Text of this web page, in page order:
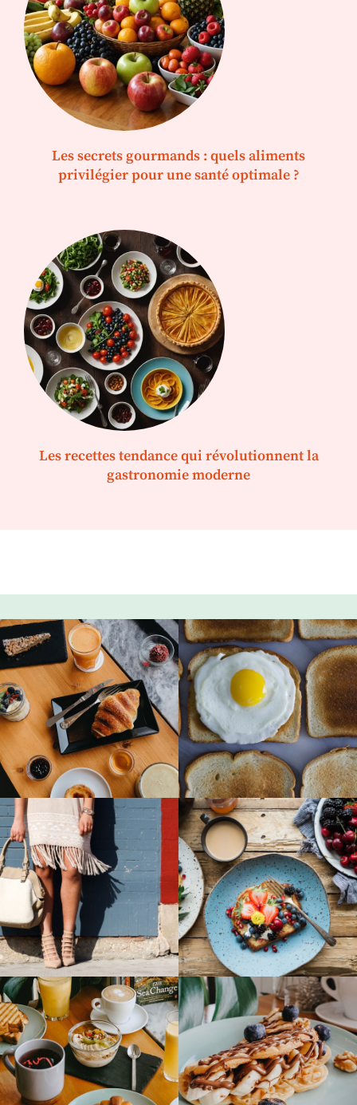
Les secrets gourmands : quels aliments
privilégier pour une santé optimale ?
Les recettes tendance qui révolutionnent la
gastronomie moderne